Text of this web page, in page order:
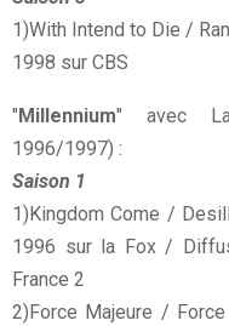
1)With Intend to Die /
1998 sur CBS
"Millennium" avec
1996/1997) :
Saison 1
1)Kingdom Come /
1996 sur la Fox /
France 2
2)Force Majeure /